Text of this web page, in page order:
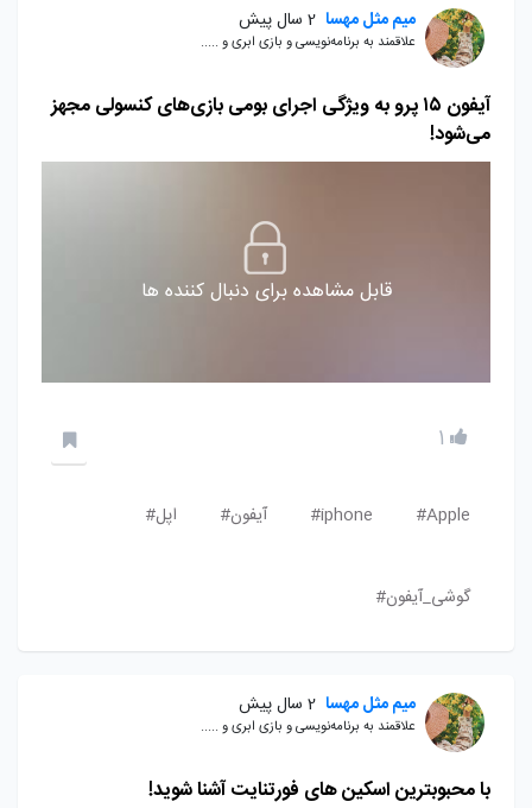
میم مثل مهسا 2 سال پیش
علاقمند به برنامه‌نویسی و بازی ابری و .....
آیفون ۱۵ پرو به ویژگی اجرای بومی بازی‌های کنسولی مجهز
می‌شود!
قابل مشاهده برای دنبال کننده ها
1
Apple#
iphone# آیفون# اپل#
گوشی_آیفون#
میم مثل مهسا 2 سال پیش
علاقمند به برنامه‌نویسی و بازی ابری و .....
با محبوبترین اسکین‌ های فورتنایت آشنا شوید!